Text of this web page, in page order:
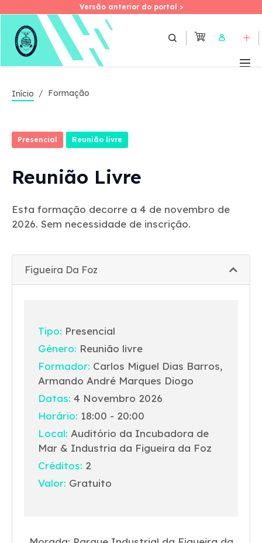
Skip
Versão anterior do portal >
Versão anterior do portal >
User
Início Formação
Presencial Reunião livre
Reunião Livre
Esta formação decorre a 4 de novembro de
2026. Sem necessidade de inscrição.
Figueira Da Foz
Tipo: Presencial
Género: Reunião livre
Formador: Carlos Miguel Dias Barros,
Armando André Marques Diogo
Datas: 4 Novembro 2026
Horário: 18:00 - 20:00
Local: Auditório da Incubadora de
Mar & Industria da Figueira da Foz
Créditos: 2
Valor: Gratuito